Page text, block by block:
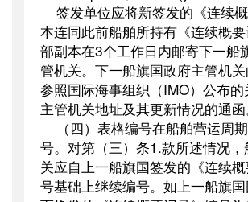
签发单位应将新签发的《连续
本连同此前船舶所持有《连续概
部副本在3个工作日内邮寄下一船
管机关。下一船旗国政府主管机
参照国际海事组织（IMO）公布
主管机关地址及其更新情况的通函
（四）表格编号在船舶营运周
号。对第（三）条1.款所述情况
关应自上一船旗国签发的《连续
号基础上继续编号。如上一船旗